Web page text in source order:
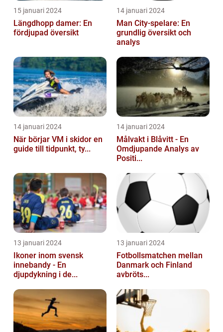
15 januari 2024
Längdhopp damer: En
fördjupad översikt
14 januari 2024
Man City-spelare: En
grundlig översikt och
analys
14 januari 2024
När börjar VM i skidor en
guide till tidpunkt, ty...
14 januari 2024
Målvakt i Blåvitt - En
Omdjupande Analys av
Positi...
13 januari 2024
Ikoner inom svensk
innebandy - En
djupdykning i de...
13 januari 2024
Fotbollsmatchen mellan
Danmark och Finland
avbröts...